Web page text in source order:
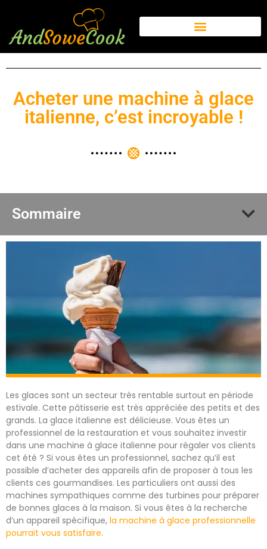
Acheter une machine à glace
italienne, c’est incroyable !
Sommaire
Les glaces sont un secteur très rentable surtout en période
estivale. Cette pâtisserie est très appréciée des petits et des
grands. La glace italienne est délicieuse. Vous êtes un
professionnel de la restauration et vous souhaitez investir
dans une machine à glace italienne pour régaler vos clients
cet été ? Si vous êtes un professionnel, sachez qu’il est
possible d’acheter des appareils afin de proposer à tous les
clients ces gourmandises. Les particuliers ont aussi des
machines sympathiques comme des turbines pour préparer
de bonnes glaces à la maison. Si vous êtes à la recherche
d’un appareil spécifique, la machine à glace professionnelle
pourrait vous satisfaire.